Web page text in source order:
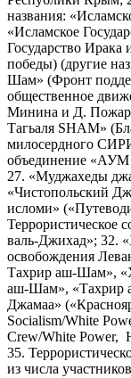
названия:
«Исламское
Государство
победы) (другие
Шам» (Фронт
общественное
Минина и Д.
Тагьаля SHAM»
милосердного
объединение
27. «Муджахеды
«Чистопольский
исломи»
Террористическое
валь-Джихад»; 32.
освобождения
Тахрир аш-Шам»,
аш-Шам», «Тахрир
Джамаа»
Socialism/White
Crew/White Power,
35.
из числа